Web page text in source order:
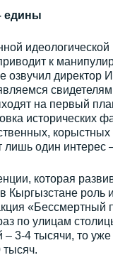
едины
к
озвучил директор
на первый
исторических
корыстных
один интерес
которая
Кыргызстане
«Бессмертный
по улицам
– 3-4 тысячи, то
тысяч.